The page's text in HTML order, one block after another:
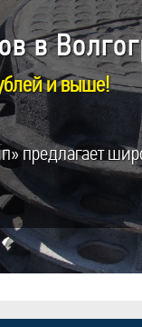
в
и выше!
предлагает